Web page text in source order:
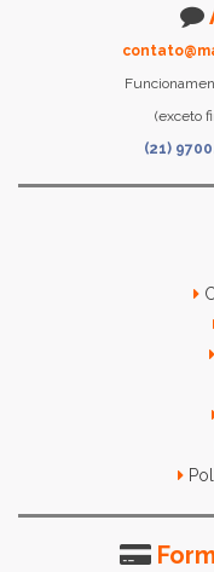
(exceto
(21)